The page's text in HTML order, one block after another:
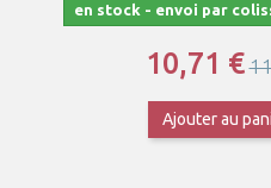
en stock - envoi par
10,71 €
Ajouter au